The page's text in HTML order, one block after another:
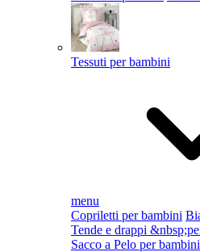
Tessuti per bambini
menu
Copriletti per bambini
Tende e drappi
Sacco a Pelo per bambini